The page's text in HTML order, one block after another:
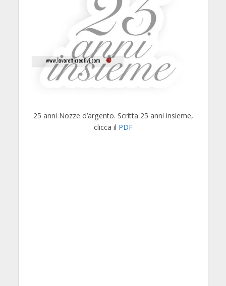
25 anni Nozze d’argento. Scritta 25 anni insieme,
clicca il PDF